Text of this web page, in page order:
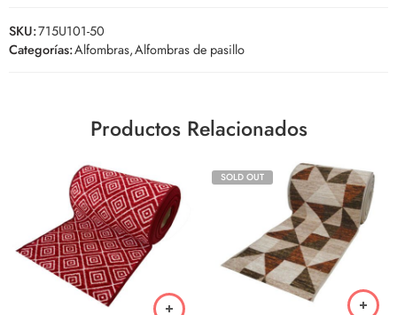
SKU:715U101-50
Categorías:Alfombras,Alfombras de pasillo
Productos Relacionados
SOLD OUT